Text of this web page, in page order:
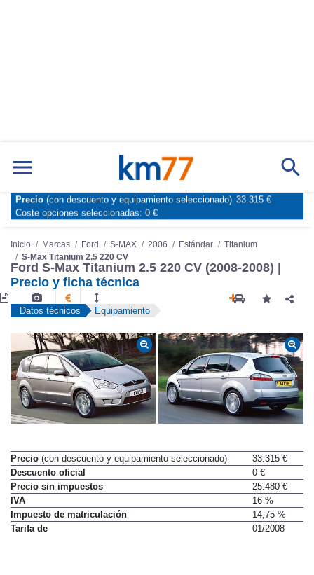
Marcas Comparador de coches
Inicio Marcas Ford S-MAX 2006 Estándar
Titanium
S-Max Titanium 2.5 220 CV
Ford S-Max Titanium 2.5 220 CV (2008-2008) |
Precio y ficha técnica
Datos técnicos Equipamiento
Precio (con descuento y equipamiento seleccionado)
33.315 €
Descuento oficial
0 €
Precio sin impuestos
25.480 €
IVA
16 %
Impuesto de matriculación
14,75 %
Tarifa de
01/2008
Precio (con descuento y equipamiento seleccionado) 33.315 €
Coste opciones seleccionadas: 0 €